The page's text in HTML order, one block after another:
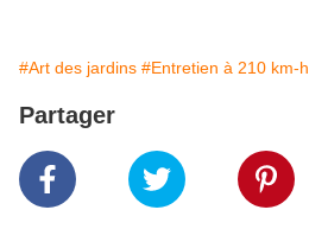
#Art des jardins #Entretien à 210 km-h
Partager